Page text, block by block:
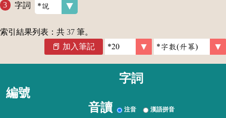
字詞
索引結果列表：共 37 筆。
加入筆記
編號
字詞
音讀 注音 漢語拼音